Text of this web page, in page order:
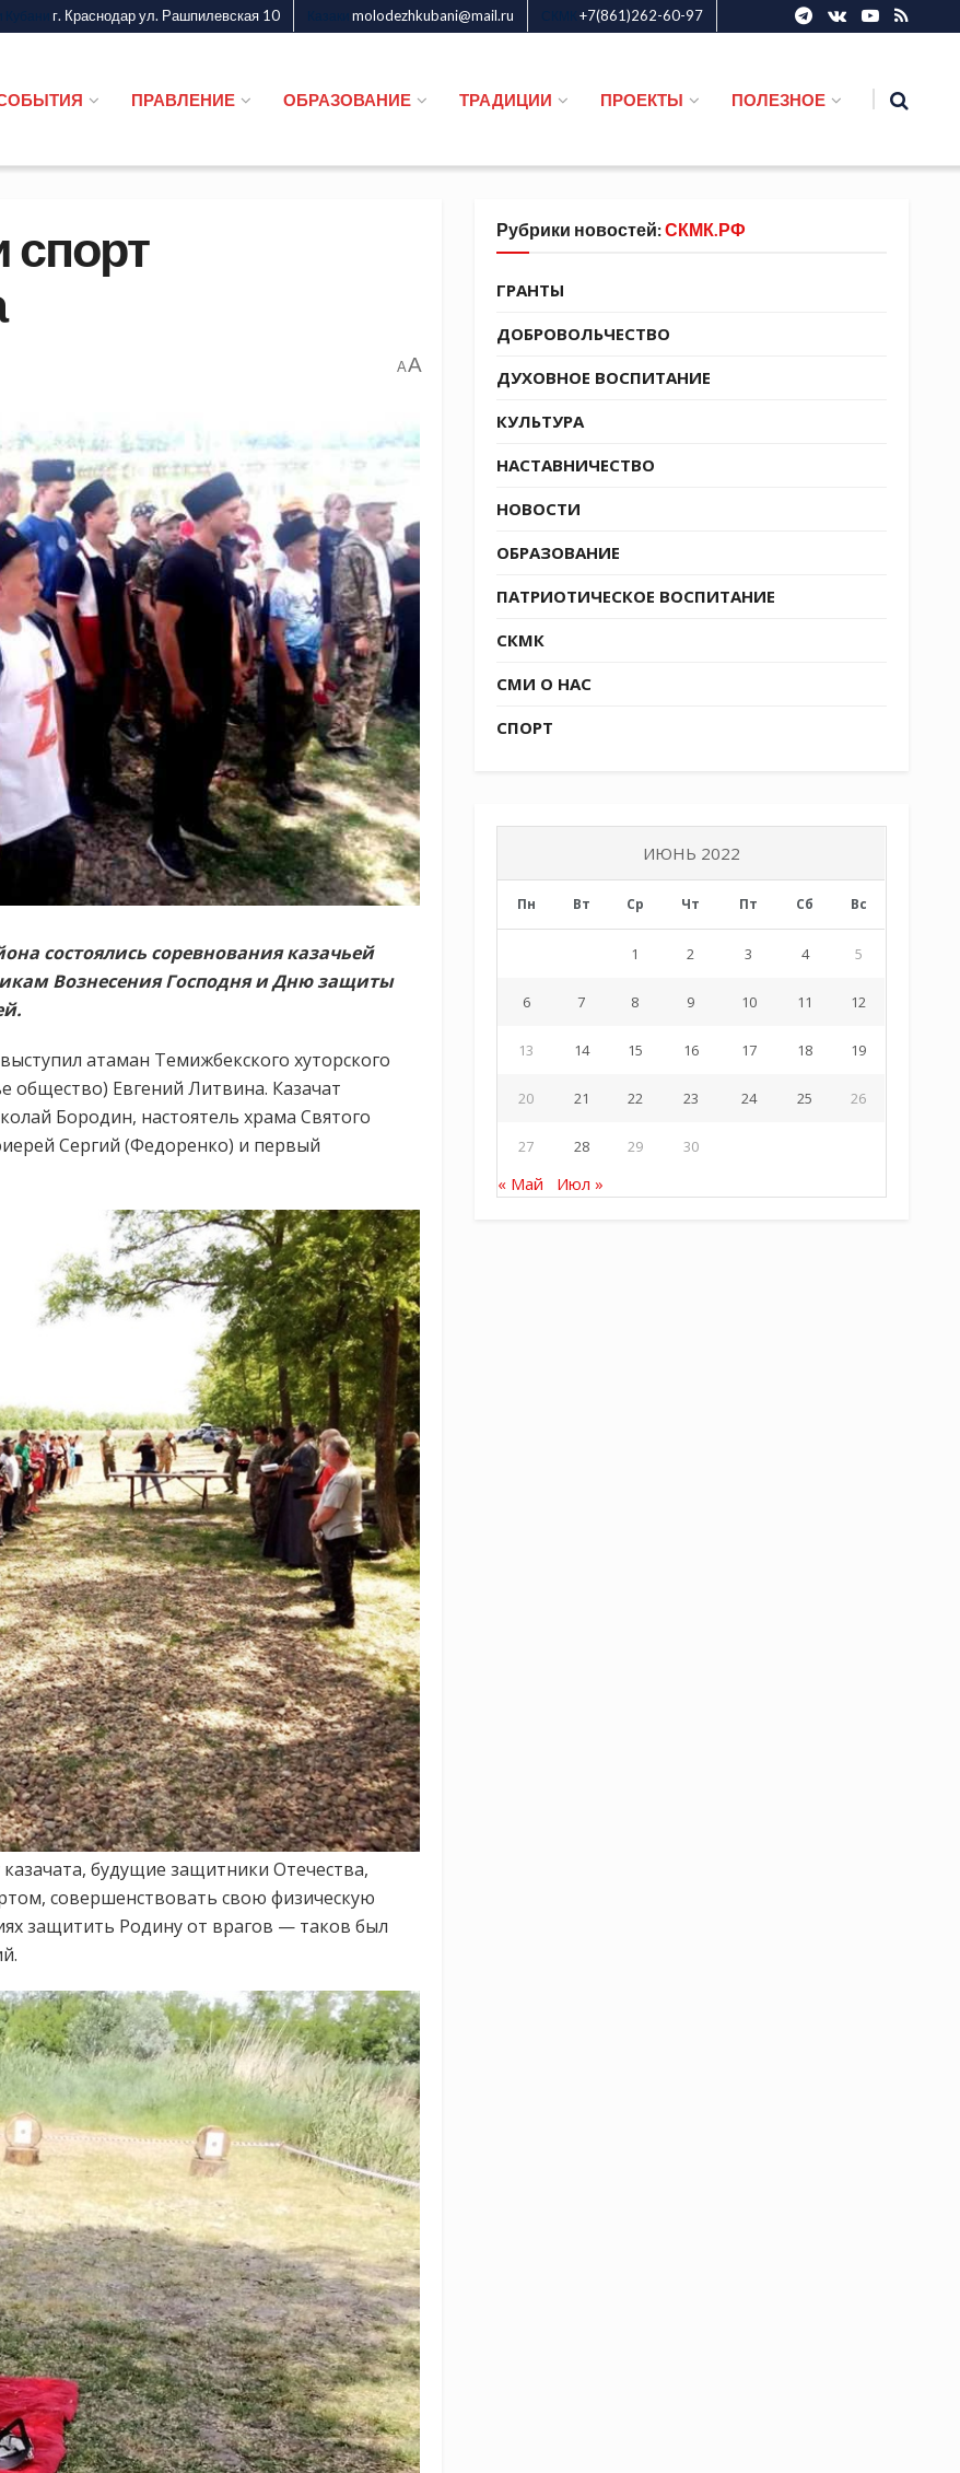
г. Краснодар ул. Рашпилевская 10 molodezhkubani@mail.ru +7(861)262-60-97
ПРАВЛЕНИЕ ОБРАЗОВАНИЕ ТРАДИЦИИ ПРОЕКТЫ ПОЛЕЗНОЕ
спорт
AA
состоялись соревнования казачьей
Вознесения Господня и Дню защиты
атаман Темижбекского хуторского
общество) Евгений Литвина. Казачат
Бородин, настоятель храма Святого
Сергий (Федоренко) и первый
будущие защитники Отечества,
совершенствовать свою физическую
защитить Родину от врагов — таков был
Рубрики новостей:СКМК.РФ
ГРАНТЫ
ДОБРОВОЛЬЧЕСТВО
ДУХОВНОЕ ВОСПИТАНИЕ
КУЛЬТУРА
НАСТАВНИЧЕСТВО
НОВОСТИ
ОБРАЗОВАНИЕ
ПАТРИОТИЧЕСКОЕ ВОСПИТАНИЕ
СКМК
СМИ О НАС
СПОРТ
ИЮНЬ 2022
Пн Вт Ср Чт Пт Сб Вс
1 2 3 4 5
6 7 8 9 10 11 12
13 14 15 16 17 18 19
20 21 22 23 24 25 26
27 28 29 30
« Май Июл »